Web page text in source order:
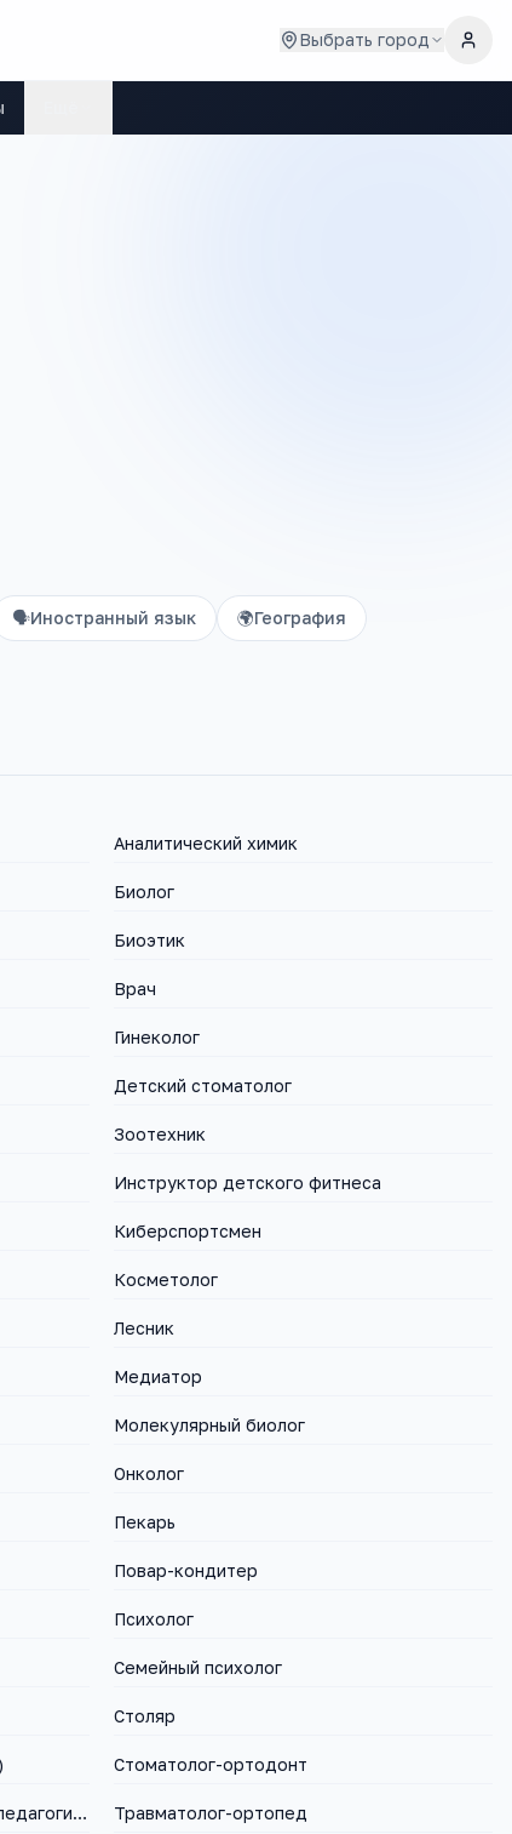
Выбрать город
🗣️Иностранный язык 🌍География
Аналитический химик
Биолог
Биоэтик
Врач
Гинеколог
Детский стоматолог
Зоотехник
Инструктор детского фитнеса
Киберспортсмен
Косметолог
Лесник
Медиатор
Молекулярный биолог
Онколог
Пекарь
Повар-кондитер
Психолог
Семейный психолог
Столяр
Стоматолог-ортодонт
Тестолог (специалист в области педагогических измерений) Травматолог-ортопед